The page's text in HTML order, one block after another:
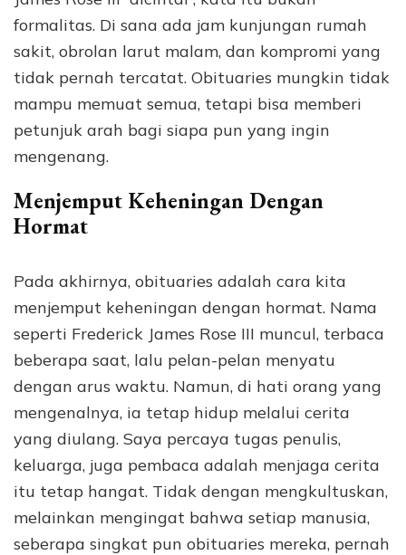
formalitas. Di sana ada jam kunjungan rumah
sakit, obrolan larut malam, dan kompromi yang
tidak pernah tercatat. Obituaries mungkin tidak
mampu memuat semua, tetapi bisa memberi
petunjuk arah bagi siapa pun yang ingin
mengenang.
Menjemput Keheningan Dengan
Hormat
Pada akhirnya, obituaries adalah cara kita
menjemput keheningan dengan hormat. Nama
seperti Frederick James Rose III muncul, terbaca
beberapa saat, lalu pelan-pelan menyatu
dengan arus waktu. Namun, di hati orang yang
mengenalnya, ia tetap hidup melalui cerita
yang diulang. Saya percaya tugas penulis,
keluarga, juga pembaca adalah menjaga cerita
itu tetap hangat. Tidak dengan mengkultuskan,
melainkan mengingat bahwa setiap manusia,
seberapa singkat pun obituaries mereka, pernah